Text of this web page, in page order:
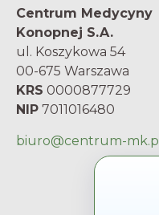
Centrum Medycyny
Konopnej S.A.
ul. Koszykowa 54
00-675 Warszawa
KRS 0000877729
NIP 7011016480
biuro@centrum-mk.pl